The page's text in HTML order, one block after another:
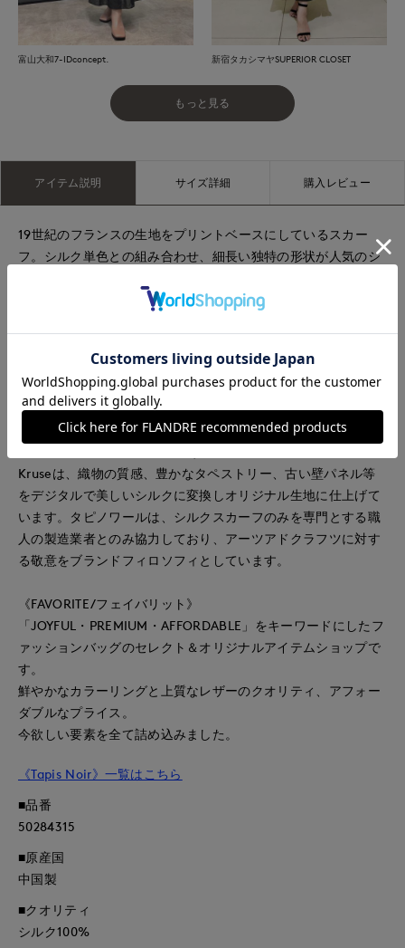
富山大和7-IDconcept. 新宿タカシマヤSUPERIOR CLOSET
もっと見る
アイテム説明 サイズ詳細 購入レビュー
19世紀のフランスの生地をプリントベースにしているスカー
フ。シルク単色との組み合わせ、細長い独特の形状が人気のシ
にしたりといった使い方もおすすめです。
2020年に Mads Lehn Kruse によってデンマークで設立された
Tapis Noirは、ヴィンテージのテキスタイルをモダンにアレン
ジし、手縫いのシルクツイルや最高級のクレープ・デシンなど
素材や手法にこだわって生まれたスカーフブランドです。古い
Kruseは、織物の質感、豊かなタペストリー、古い壁パネル等
をデジタルで美しいシルクに変換しオリジナル生地に仕上げて
います。タピノワールは、シルクスカーフのみを専門とする職
人の製造業者とのみ協力しており、アーツアドクラフツに対す
る敬意をブランドフィロソフィとしています。
《FAVORITE/フェイバリット》
「JOYFUL・PREMIUM・AFFORDABLE」をキーワードにしたフ
ァッションバッグのセレクト＆オリジナルアイテムショップで
す。
鮮やかなカラーリングと上質なレザーのクオリティ、アフォー
ダブルなプライス。
今欲しい要素を全て詰め込みました。
《Tapis Noir》一覧はこちら
■品番
50284315
■原産国
中国製
■クオリティ
シルク100%